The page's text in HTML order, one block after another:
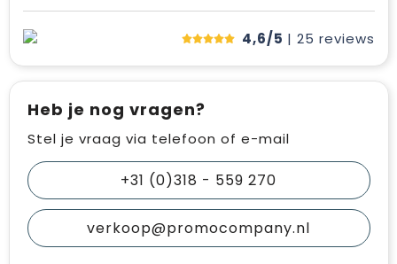
4,6/5 | 25 reviews
Heb je nog vragen?
Stel je vraag via telefoon of e-mail
+31 (0)318 - 559 270
verkoop@promocompany.nl